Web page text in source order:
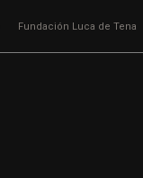
Fundación Luca de Tena